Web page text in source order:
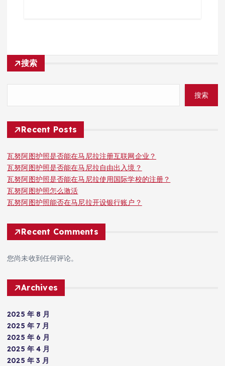
搜索
搜索
Recent Posts
瓦努阿图护照是否能在马尼拉注册互联网企业？
瓦努阿图护照是否能在马尼拉自由出入境？
瓦努阿图护照是否能在马尼拉使用国际学校的注册？
瓦努阿图护照怎么激活
瓦努阿图护照能否在马尼拉开设银行账户？
Recent Comments
您尚未收到任何评论。
Archives
2025 年 8 月
2025 年 7 月
2025 年 6 月
2025 年 4 月
2025 年 3 月